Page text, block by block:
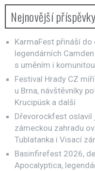
Nejnovější příspěvky
KarmaFest přináší
legendárních
s uměním i komunitou
Festival Hrady CZ
u Brna, návštěvníky
Krucipüsk a další
Dřevorockfest oslavil
zámeckou zahradu
Tublatanka i Visací
Basinfirefest 2026,
Apocalyptica,